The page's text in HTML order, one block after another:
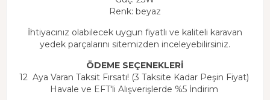
Renk: beyaz
İhtiyacınız olabilecek uygun fiyatlı ve kaliteli karavan
yedek parçalarını sitemizden inceleyebilirsiniz.
ÖDEME SEÇENEKLERİ
12 Aya Varan Taksit Fırsatı! (3 Taksite Kadar Peşin Fiyat)
Havale ve EFT'li Alışverişlerde %5 İndirim